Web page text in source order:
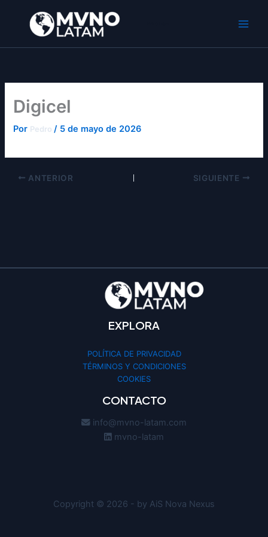
contenido
Digicel
Por Pedro/ 5 de mayo de 2026
ANTERIOR SIGUIENTE
EXPLORA
POLÍTICA DE PRIVACIDAD
TÉRMINOS Y CONDICIONES
COOKIES
CONTACTO
info@mvno-latam.com
mvno-latam
Copyright © 2026 - by AiS Nova Nexus